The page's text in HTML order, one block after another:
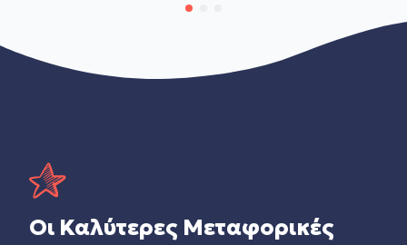
Οι Καλύτερες Μεταφορικές